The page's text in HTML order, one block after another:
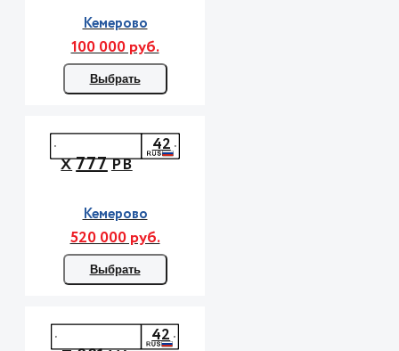
Кемерово
100 000 руб.
Выбрать
Х777РВ
42
Кемерово
520 000 руб.
Выбрать
42